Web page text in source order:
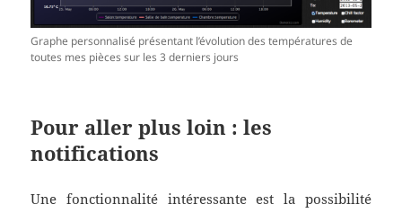
Graphe personnalisé présentant l’évolution des températures de
toutes mes pièces sur les 3 derniers jours
Pour aller plus loin : les
notifications
Une fonctionnalité intéressante est la possibilité